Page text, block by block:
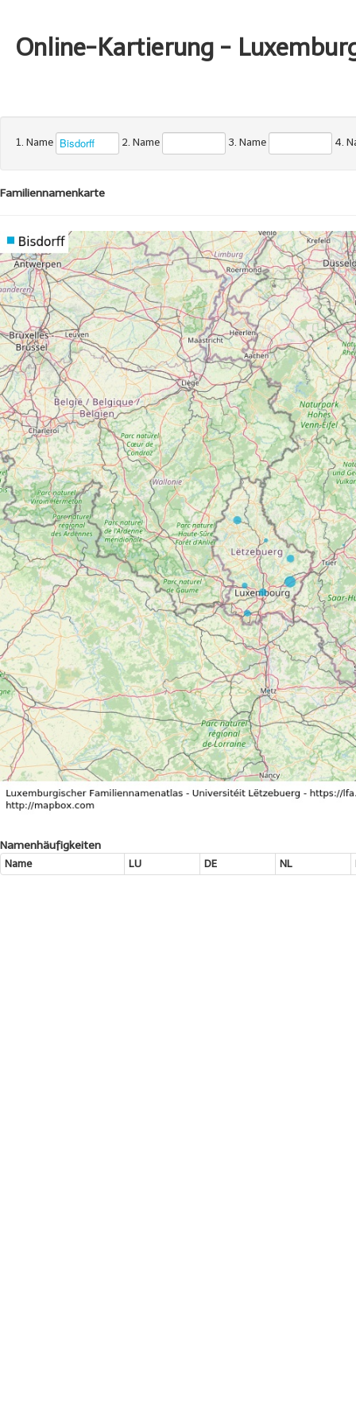
Online-Kartierung -
1. Name 2. Name 3. Name 4.
Familiennamenkarte
Namenhäufigkeiten
Name LU DE NL